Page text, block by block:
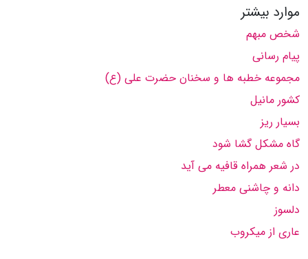
موارد بیشتر
شخص مبهم
پیام رسانی
مجموعه خطبه ها و سخنان حضرت علی (ع)
کشور مانیل
بسیار ریز
گاه مشکل گشا شود
در شعر همراه قافیه می آید
دانه و چاشنی معطر
دلسوز
عاری از میکروب